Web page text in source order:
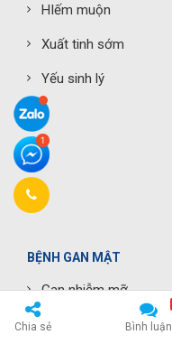
HIếm muộn
Xuất tinh sớm
Yếu sinh lý
BỆNH GAN MẬT
Gan nhiễm mỡ
Men gan cao
Chia sẻ Bình luận